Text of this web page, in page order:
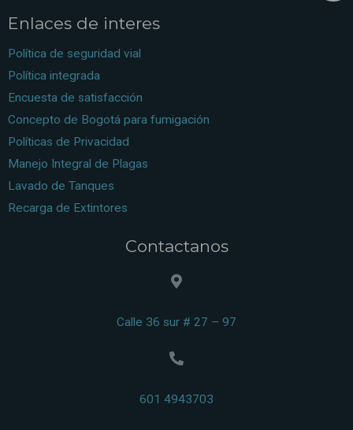
Enlaces de interes
Política de seguridad vial
Política integrada
Encuesta de satisfacción
Concepto de Bogotá para fumigación
Políticas de Privacidad
Manejo Integral de Plagas
Lavado de Tanques
Recarga de Extintores
Contactanos
Calle 36 sur # 27 – 97
601 4943703